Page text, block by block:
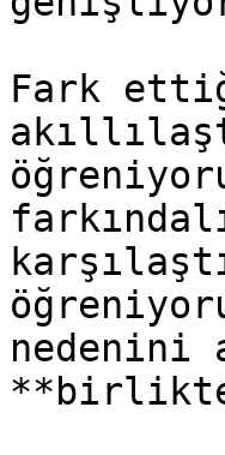
Fark
nedenini
**birlikte